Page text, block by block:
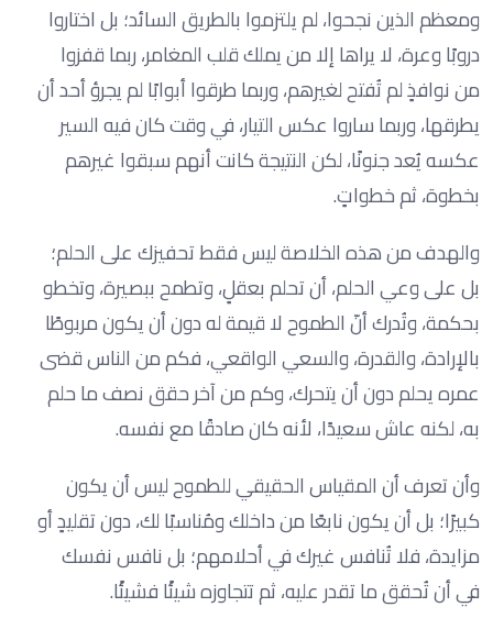
ومعظم الذين نجحوا، لم يلتزموا بالطريق السائد؛ بل اختاروا
دروبًا وعرة، لا يراها إلا من يملك قلب المغامر، ربما قفزوا
من نوافذٍ لم تُفتح لغيرهم، وربما طرقوا أبوابًا لم يجرؤ أحد أن
يطرقها، وربما ساروا عكس التيار، في وقت كان فيه السير
عكسه يُعد جنونًا، لكن النتيجة كانت أنهم سبقوا غيرهم
بخطوة، ثم خطواتٍ.
والهدف من هذه الخلاصة ليس فقط تحفيزك على الحلم؛
بل على وعي الحلم، أن تحلم بعقلٍ، وتطمح ببصيرة، وتخطو
بحكمة، وتُدرك أنّ الطموح لا قيمة له دون أن يكون مربوطًا
بالإرادة، والقدرة، والسعي الواقعي، فكم من الناس قضى
عمره يحلم دون أن يتحرك، وكم من آخر حقق نصف ما حلم
به، لكنه عاش سعيدًا، لأنه كان صادقًا مع نفسه.
وأن تعرف أن المقياس الحقيقي للطموح ليس أن يكون
كبيرًا؛ بل أن يكون نابعًا من داخلك ومُناسبًا لك، دون تقليدٍ أو
مزايدة، فلا تُنافس غيرك في أحلامهم؛ بل نافس نفسك
في أن تُحقق ما تقدر عليه، ثم تتجاوزه شيئًا فشيئًا.